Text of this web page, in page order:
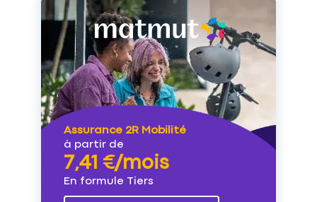
Assurance 2R Mobilité
à partir de
7,41 €/mois
En formule Tiers